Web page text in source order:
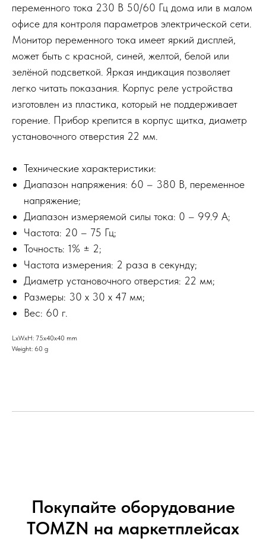
переменного тока 230 В 50/60 Гц дома или в малом
офисе для контроля параметров электрической сети.
Монитор переменного тока имеет яркий дисплей,
может быть с красной, синей, желтой, белой или
зелёной подсветкой. Яркая индикация позволяет
легко читать показания. Корпус реле устройства
изготовлен из пластика, который не поддерживает
горение. Прибор крепится в корпус щитка, диаметр
установочного отверстия 22 мм.
Технические характеристики:
Диапазон напряжения: 60 – 380 В, переменное
напряжение;
Диапазон измеряемой силы тока: 0 – 99.9 А;
Частота: 20 – 75 Гц;
Точность: 1% ± 2;
Частота измерения: 2 раза в секунду;
Диаметр установочного отверстия: 22 мм;
Размеры: 30 х 30 х 47 мм;
Вес: 60 г.
LxWxH: 75x40x40 mm
Weight: 60 g
Покупайте оборудование
TOMZN на маркетплейсах